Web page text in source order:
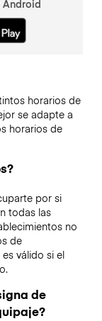
horarios de
se adapte a
horarios de
por si
todas las
no
de
válido si el
de